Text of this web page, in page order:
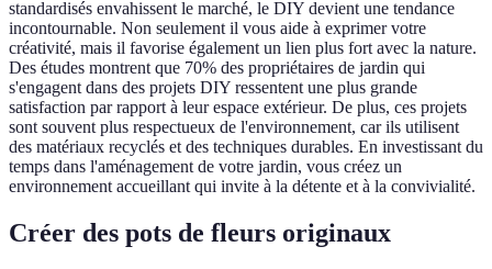
standardisés envahissent le marché, le DIY devient une tendance
incontournable. Non seulement il vous aide à exprimer votre
créativité, mais il favorise également un lien plus fort avec la nature.
Des études montrent que 70% des propriétaires de jardin qui
s'engagent dans des projets DIY ressentent une plus grande
satisfaction par rapport à leur espace extérieur. De plus, ces projets
sont souvent plus respectueux de l'environnement, car ils utilisent
des matériaux recyclés et des techniques durables. En investissant du
temps dans l'aménagement de votre jardin, vous créez un
environnement accueillant qui invite à la détente et à la convivialité.
Créer des pots de fleurs originaux